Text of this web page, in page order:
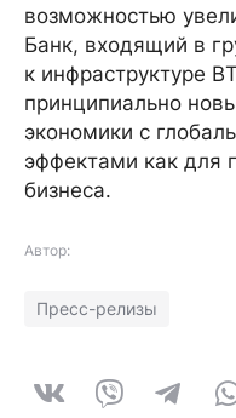
возможностью
Банк, входящий в
к инфраструктуре
принципиально
экономики с
эффектами как для
бизнеса.
Автор:
Пресс-релизы